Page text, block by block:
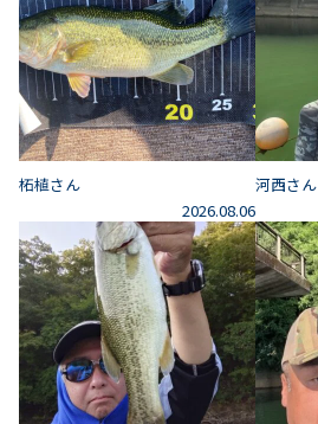
柘植さん
2026.08.06
河西さん